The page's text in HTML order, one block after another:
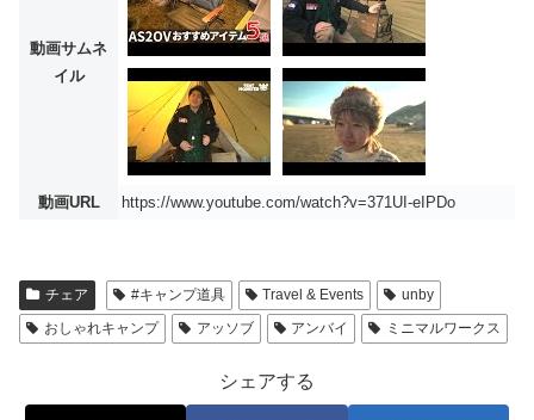
動画サムネ
イル
動画URL https://www.youtube.com/watch?v=371UI-eIPDo
チェア #キャンプ道具 Travel & Events
unby
おしゃれキャンプ
アッソブ アンバイ ミニマルワークス
シェアする